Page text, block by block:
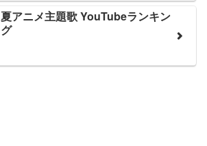
夏アニメ主題歌 YouTubeランキン
グ